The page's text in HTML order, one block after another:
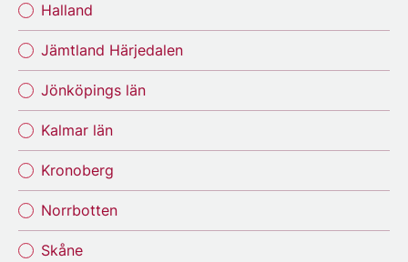
Halland
Jämtland Härjedalen
Jönköpings län
Kalmar län
Kronoberg
Norrbotten
Skåne